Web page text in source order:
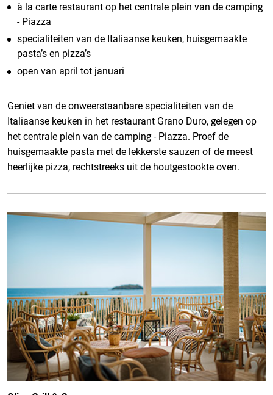
à la carte restaurant op het centrale plein van de camping
- Piazza
specialiteiten van de Italiaanse keuken, huisgemaakte
pasta’s en pizza’s
open van april tot januari
Geniet van de onweerstaanbare specialiteiten van de
Italiaanse keuken in het restaurant Grano Duro, gelegen op
het centrale plein van de camping - Piazza. Proef de
huisgemaakte pasta met de lekkerste sauzen of de meest
heerlijke pizza, rechtstreeks uit de houtgestookte oven.